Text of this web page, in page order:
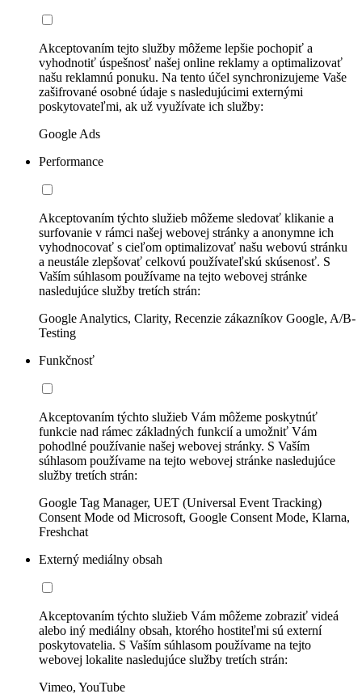
Akceptovaním tejto služby môžeme lepšie pochopiť a
vyhodnotiť úspešnosť našej online reklamy a optimalizovať
našu reklamnú ponuku. Na tento účel synchronizujeme Vaše
zašifrované osobné údaje s nasledujúcimi externými
poskytovateľmi, ak už využívate ich služby:
Google Ads
Performance
Akceptovaním týchto služieb môžeme sledovať klikanie a
surfovanie v rámci našej webovej stránky a anonymne ich
vyhodnocovať s cieľom optimalizovať našu webovú stránku
a neustále zlepšovať celkovú používateľskú skúsenosť. S
Vaším súhlasom používame na tejto webovej stránke
nasledujúce služby tretích strán:
Google Analytics, Clarity, Recenzie zákazníkov Google, A/B-
Testing
Funkčnosť
Akceptovaním týchto služieb Vám môžeme poskytnúť
funkcie nad rámec základných funkcií a umožniť Vám
pohodlné používanie našej webovej stránky. S Vaším
súhlasom používame na tejto webovej stránke nasledujúce
služby tretích strán:
Google Tag Manager, UET (Universal Event Tracking)
Consent Mode od Microsoft, Google Consent Mode, Klarna,
Freshchat
Externý mediálny obsah
Akceptovaním týchto služieb Vám môžeme zobraziť videá
alebo iný mediálny obsah, ktorého hostiteľmi sú externí
poskytovatelia. S Vaším súhlasom používame na tejto
webovej lokalite nasledujúce služby tretích strán:
Vimeo, YouTube